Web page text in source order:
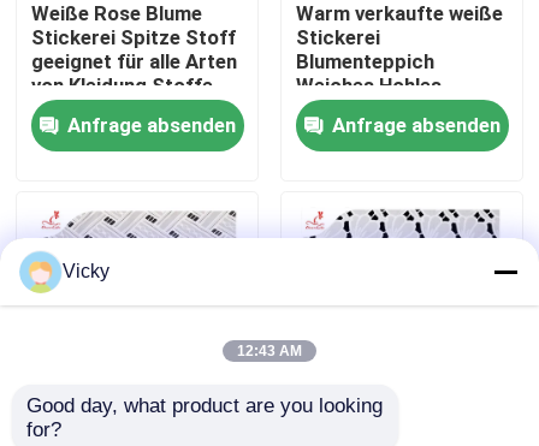
Qualitätskontrolle
Treten Sie mit uns in Verbindung
Fordern Sie ein Zitat
Exhibition Information
gesticktes Spitzegewebe
gestickte Spitzeordnung
Weiße Rose Blume
Stickerei Spitze Stoff
geeignet für alle Arten
von Kleidung Stoffe
Support Custom
Anfrage absenden
Warm verkaufte weiße
Stickerei
Blumenteppich
Weiches Hohles
Ausblende Polyester
Stickstoff
Anfrage absenden
Broderierte
Vicky
12:43 AM
Good day, what product are you looking
for?